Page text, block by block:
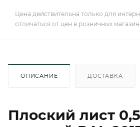
Цена действительна только для
отличаться от цен в розничных
ОПИСАНИЕ ДОСТАВКА
Плоский лист